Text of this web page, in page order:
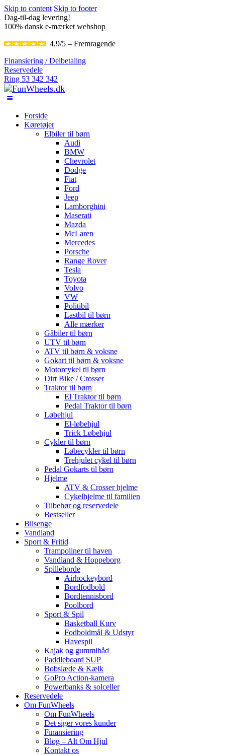
Skip to content Skip to footer
Dag-til-dag levering!
100% dansk e-mærket webshop
4,9/5 – Fremragende
Finansiering / Delbetaling
Reservedele
Ring 53 342 342
Forside
Køretøjer
Elbiler til børn
Audi
BMW
Chevrolet
Dodge
Fiat
Ford
Jeep
Lamborghini
Maserati
Mazda
McLaren
Mercedes
Porsche
Range Rover
Tesla
Toyota
Volvo
VW
Politibil
Lastbil til børn
Alle mærker
Gåbiler til børn
UTV til børn
ATV til børn & voksne
Gokart til børn & voksne
Motorcykel til børn
Dirt Bike / Crosser
Traktor til børn
El Traktor til børn
Pedal Traktor til børn
Løbehjul
El-løbehjul
Trick Løbehjul
Cykler til børn
Løbecykler til børn
Trehjulet cykel til børn
Pedal Gokarts til børn
Hjelme
ATV & Crosser hjelme
Cykelhjelme til familien
Tilbehør og reservedele
Bestseller
Bilsenge
Vandland
Sport & Fritid
Trampoliner til haven
Vandland & Hoppeborg
Spilleborde
Airhockeybord
Bordfodbold
Bordtennisbord
Poolbord
Sport & Spil
Basketball Kurv
Fodboldmål & Udstyr
Havespil
Kajak og gummibåd
Paddleboard SUP
Bobslæde & Kælk
GoPro Action-kamera
Powerbanks & solceller
Reservedele
Om FunWheels
Om FunWheels
Det siger vores kunder
Finansiering
Blog – Alt Om Hjul
Kontakt os